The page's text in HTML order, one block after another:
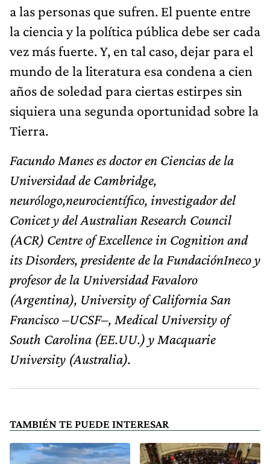
a las personas que sufren. El puente entre
la ciencia y la política pública debe ser cada
vez más fuerte. Y, en tal caso, dejar para el
mundo de la literatura esa condena a cien
años de soledad para ciertas estirpes sin
siquiera una segunda oportunidad sobre la
Tierra.
Facundo Manes es doctor en Ciencias de la
Universidad de Cambridge,
neurólogo,neurocientífico, investigador del
Conicet y del Australian Research Council
(ACR) Centre of Excellence in Cognition and
its Disorders, presidente de la FundaciónIneco y
profesor de la Universidad Favaloro
(Argentina), University of California San
Francisco –UCSF–, Medical University of
South Carolina (EE.UU.) y Macquarie
University (Australia).
TAMBIÉN TE PUEDE INTERESAR